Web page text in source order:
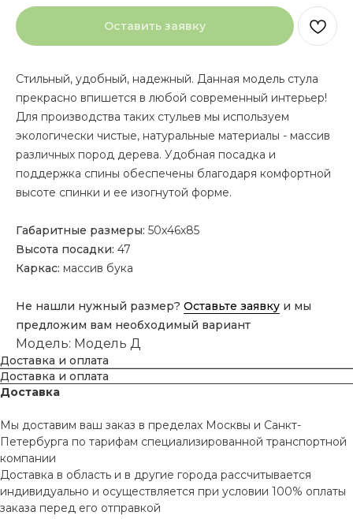
Оставить заявку
Стильный, удобный, надежный. Данная модель стула
прекрасно впишется в любой современный интерьер!
Для производства таких стульев мы используем
экологически чистые, натуральные материалы - массив
различных пород дерева. Удобная посадка и
поддержка спины обеспечены благодаря комфортной
высоте спинки и ее изогнутой форме.
Габаритные размеры: 50х46х85
Высота посадки: 47
Каркас: массив бука
Не нашли нужный размер? Оставьте заявку и мы
предложим вам необходимый вариант
Модель: Модель Д
Доставка и оплата
Доставка и оплата
Доставка
Мы доставим ваш заказ в пределах Москвы и Санкт-
Петербурга по тарифам специализированной транспортной
компании
Доставка в область и в другие города рассчитывается
индивидуально и осуществляется при условии 100% оплаты
заказа перед его отправкой